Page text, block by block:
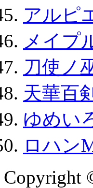
アルピ
メイプ
刀使ノ
天華百
ゆめい
ロハン
Copyright